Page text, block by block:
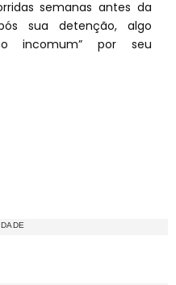
semanas antes da
sua detenção, algo
incomum” por seu